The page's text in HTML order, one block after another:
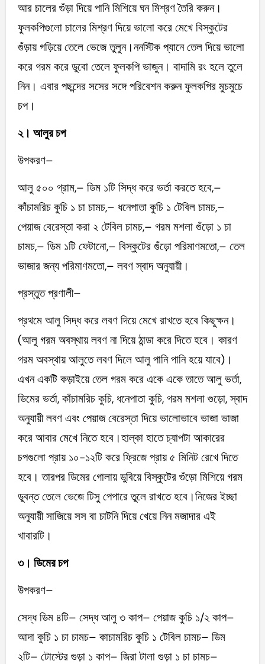
আর চালের গুঁড়া দিয়ে পানি মিশিয়ে ঘন মিশ্রণ তৈরি করুন।
ফুলকপিগুলো চালের মিশ্রণ দিয়ে ভালো করে মেখে বিস্কুটের
গুঁড়ায় গড়িয়ে তেলে ভেজে তুলুন।ননস্টিক প্যানে তেল দিয়ে ভালো
করে গরম করে ডুবো তেলে ফুলকপি ভাজুন। বাদামি রং হলে তুলে
নিন। এবার পছন্দের সসের সঙ্গে পরিবেশন করুন ফুলকপির মুচমুচে
চপ।
২। আলুর চপ
উপকরণ–
আলু ৫০০ গ্রাম,– ডিম ১টি সিদ্ধ করে ভর্তা করতে হবে,–
কাঁচামরিচ কুচি ১ চা চামচ,– ধনেপাতা কুচি ১ টেবিল চামচ,–
পেয়াজ বেরেস্তা করা ২ টেবিল চামচ,– গরম মশলা গুঁড়ো ১ চা
চামচ,– ডিম ১টি ফেটানো,– বিস্কুটের গুঁড়ো পরিমাণমতো,– তেল
ভাজার জন্য পরিমাণমতো,– লবণ স্বাদ অনুযায়ী।
প্রস্তুত প্রণালী–
প্রথমে আলু সিদ্ধ করে লবণ দিয়ে মেখে রাখতে হবে কিছুক্ষন।
(আলু গরম অবস্থায় লবণ না দিয়ে ঠান্ডা করে দিতে হবে। কারণ
গরম অবস্থায় আলুতে লবণ দিলে আলু পানি পানি হয়ে যাবে)।
এখন একটি কড়াইয়ে তেল গরম করে একে একে তাতে আলু ভর্তা,
ডিমের ভর্তা, কাঁচামরিচ কুচি, ধনেপাতা কুচি, গরম মশলা গুড়ো, স্বাদ
অনুযায়ী লবণ এবং পেয়াজ বেরেস্তা দিয়ে ভালোভাবে ভাজা ভাজা
করে আবার মেখে নিতে হবে।হাল্কা হাতে চ্যাপটা আকারের
চপগুলো প্রায় ১০-১২টি করে ফ্রিজে প্রায় ৫ মিনিট রেখে দিতে
হবে। তারপর ডিমের গোলায় ডুবিয়ে বিস্কুটের গুঁড়ো মিশিয়ে গরম
ডুবন্ত তেলে ভেজে টিসু্ পেপারে তুলে রাখতে হবে।নিজের ইচ্ছা
অনুযায়ী সাজিয়ে সস বা চাটনি দিয়ে খেয়ে নিন মজাদার এই
খাবারটি।
৩। ডিমের চপ
উপকরণ–
সেদ্ধ ডিম ৪টি– সেদ্ধ আলু ৩ কাপ– পেয়াজ কুচি ১/২ কাপ–
আদা কুচি ১ চা চামচ– কাচামরিচ কুচি ১ টেবিল চামচ– ডিম
২টি– টোস্টের গুড়া ১ কাপ– জিরা টালা গুড়া ১ চা চামচ–